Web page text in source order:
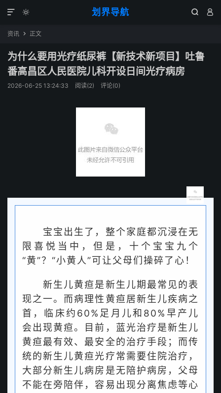
划界导航
  

资讯  正文
为什么要用光疗纸尿裤【新技术新项目】吐鲁
番高昌区人民医院儿科开设日间光疗病房
2026-06-25 13:24:33 阅读(2) 评论(0)
宝宝出生了， 整个家庭都沉浸在无
限喜悦当中，但是， 十个宝宝九个
“黄”？ “小黄人”可让父母们操碎了心！
新生儿黄疸是新生儿期最常见的表
现之一。而病理性黄疸居新生儿疾病之
首，临床约60%足月儿和80%早产儿
会出现黄疸。目前，蓝光治疗是新生儿
黄疸最有效、最安全的治疗手段；而传
统的新生儿黄疸光疗常需要住院治疗，
大部分新生儿病房是无陪护病房，父母
不能在旁陪伴，容易出现分离焦虑等心